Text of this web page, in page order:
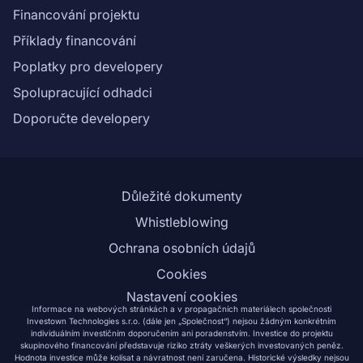
Financování projektu
Příklady financování
Poplatky pro developery
Spolupracující odhadci
Doporučte developery
Důležité dokumenty
Whistleblowing
Ochrana osobních údajů
Cookies
Nastavení cookies
Informace na webových stránkách a v propagačních materiálech společnosti
Investown Technologies s.r.o. (dále jen „Společnost“) nejsou žádným konkrétním
individuálním investičním doporučením ani poradenstvím. Investice do projektu
skupinového financování představuje riziko ztráty veškerých investovaných peněz.
Hodnota investice může kolísat a návratnost není zaručena. Historické výsledky nejsou